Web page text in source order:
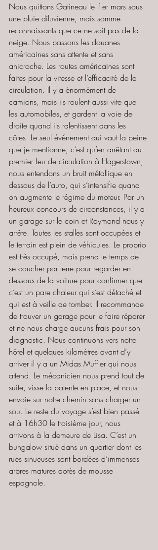
Nous quittons Gatineau le 1er mars sous
une pluie diluvienne, mais somme
reconnaissants que ce ne soit pas de la
neige. Nous passons les douanes
américaines sans attente et sans
anicroche. Les routes américaines sont
faites pour la vitesse et l’efficacité de la
circulation. Il y a énormément de
camions, mais ils roulent aussi vite que
les automobiles, et gardent la voie de
droite quand ils ralentissent dans les
côtes. Le seul événement qui vaut la peine
que je mentionne, c’est qu’en arrêtant au
premier feu de circulation à Hagerstown,
nous entendons un bruit métallique en
dessous de l’auto, qui s’intensifie quand
on augmente le régime du moteur. Par un
heureux concours de circonstances, il y a
un garage sur le coin et Raymond nous y
arrête. Toutes les stalles sont occupées et
le terrain est plein de véhicules. Le proprio
est très occupé, mais prend le temps de
se coucher par terre pour regarder en
dessous de la voiture pour confirmer que
c’est un pare chaleur qui s’est détaché et
qui est à veille de tomber. Il recommande
de trouver un garage pour le faire réparer
et ne nous charge aucuns frais pour son
diagnostic. Nous continuons vers notre
hôtel et quelques kilomètres avant d’y
arriver il y a un Midas Muffler qui nous
attend. Le mécanicien nous prend tout de
suite, visse la patente en place, et nous
envoie sur notre chemin sans charger un
sou. Le reste du voyage s’est bien passé
et à 16h30 le troisième jour, nous
arrivons à la demeure de Lisa. C’est un
bungalow situé dans un quartier dont les
rues sinueuses sont bordées d’immenses
arbres matures dotés de mousse
espagnole.